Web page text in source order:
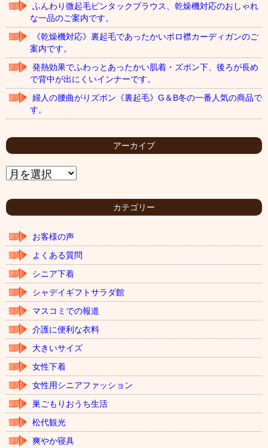
ふんわり微起毛ピンタックブラウス、乾燥機対応のおしゃれ
な一品のご案内です。
《乾燥機対応》裏起毛であったかいポロ襟カーディガンのご
案内です。
発熱効果でふわっとあったかい肌着・ズボン下、後ろが長め
で背中が出にくいインナーです。
婦人の腰曲がりズボン《裏起毛》G＆B冬の一番人気の商品で
す。
アーカイブ
ア
ー
イ
カテゴリー
お客様の声
よくある質問
シニア下着
シャデイギフトサラダ館
マスコミでの報道
介護に便利な衣料
大きいサイズ
女性下着
女性用シニアファッション
巣ごもりおうち生活
松代観光
爽やか寝具